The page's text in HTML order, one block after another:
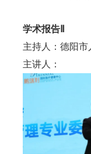
学术报告Ⅱ
主持人：德阳
主讲人：